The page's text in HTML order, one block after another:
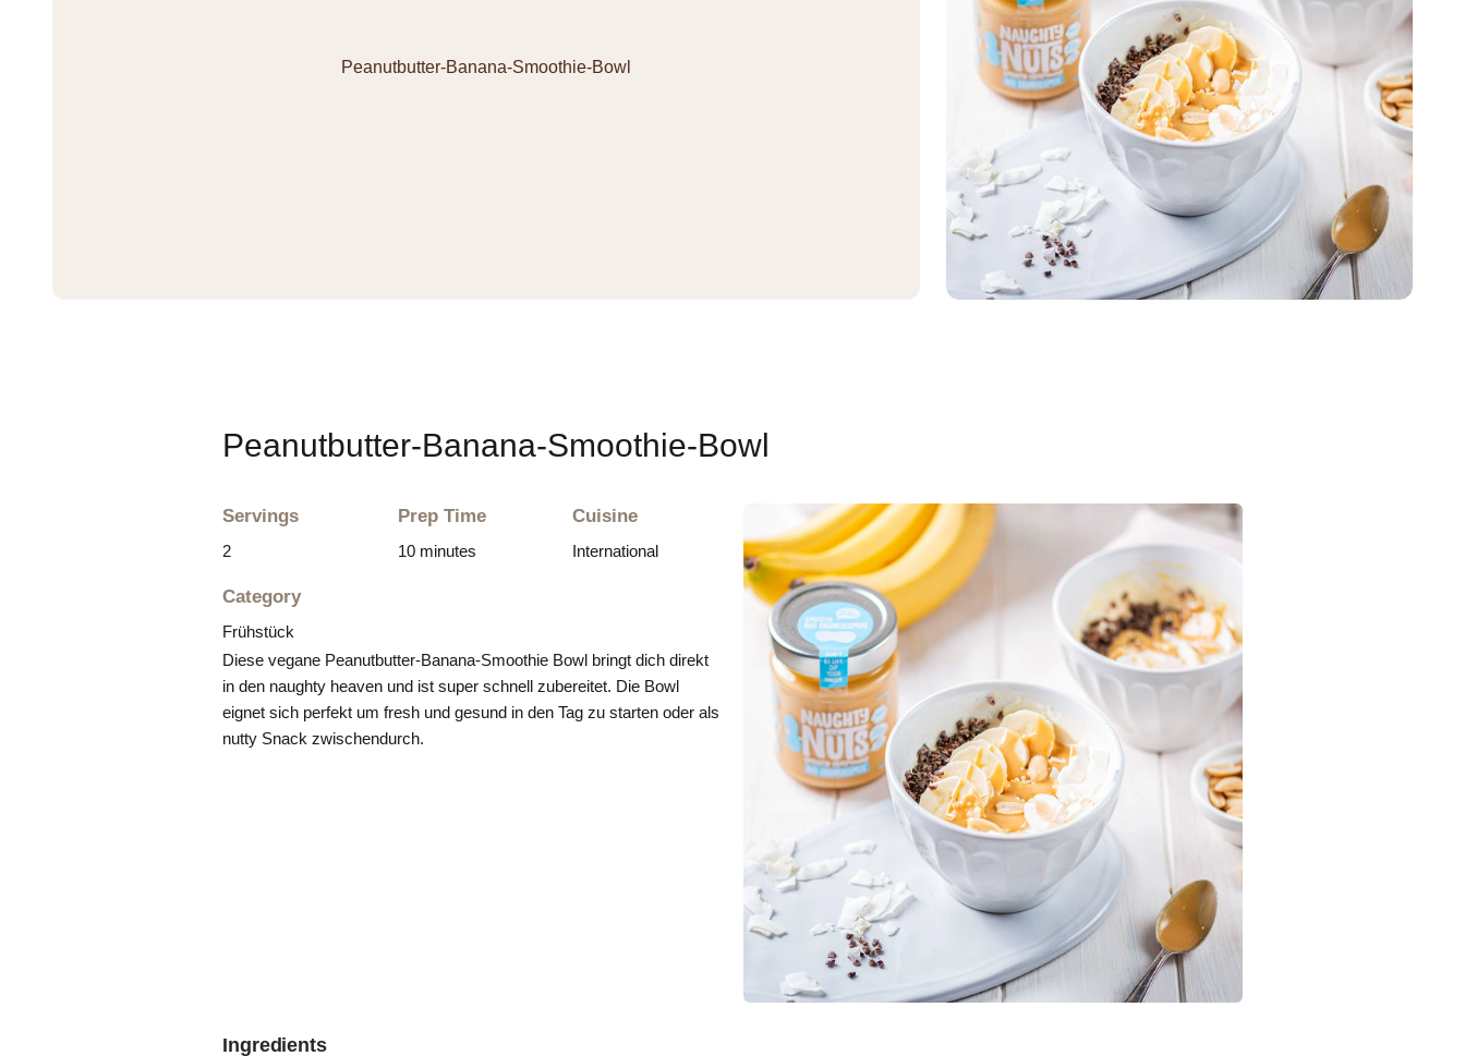
Peanutbutter-Banana-Smoothie-Bowl
Peanutbutter-Banana-Smoothie-Bowl
Servings
2
Prep Time
10 minutes
Cuisine
International
Category
Frühstück
Diese vegane Peanutbutter-Banana-Smoothie Bowl bringt dich direkt
in den naughty heaven und ist super schnell zubereitet. Die Bowl
eignet sich perfekt um fresh und gesund in den Tag zu starten oder als
nutty Snack zwischendurch.
Ingredients